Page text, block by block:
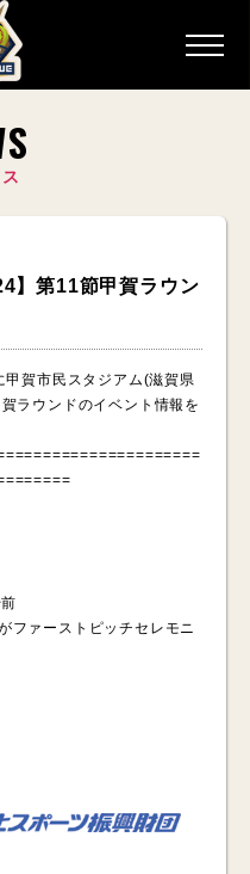
】第11節甲賀ラウン
賀市民スタジアム(滋賀県
ラウンドのイベント情報を
ファーストピッチセレモニ